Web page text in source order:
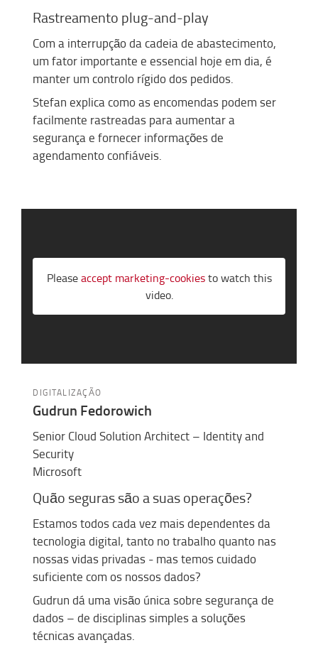
Rastreamento plug-and-play
Com a interrupção da cadeia de abastecimento,
um fator importante e essencial hoje em dia, é
manter um controlo rígido dos pedidos.
Stefan explica como as encomendas podem ser
facilmente rastreadas para aumentar a
segurança e fornecer informações de
agendamento confiáveis.
Pleaseaccept marketing-cookiesto watch this
video.
DIGITALIZAÇÃO
Gudrun Fedorowich
Senior Cloud Solution Architect – Identity and
Security
Microsoft
Quão seguras sãoasuas operações?
Estamos todos cada vez mais dependentes da
tecnologia digital, tanto no trabalho quanto nas
nossas vidas privadas - mas temos cuidado
suficiente com os nossos dados?
Gudrun dá uma visão única sobre segurança de
dados – de disciplinas simples a soluções
técnicas avançadas.